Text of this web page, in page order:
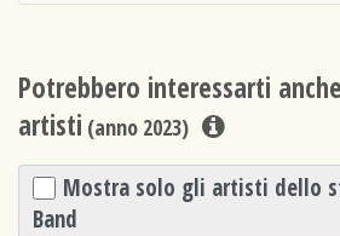
Potrebbero interessarti
artisti (anno 2023)
Mostra solo gli artisti dello
Band